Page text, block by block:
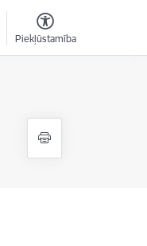
Piekļūstamība